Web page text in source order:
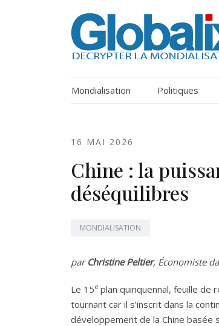
Globalix
Mondialisation Politiques
16 MAI 2026
Chine : la
déséquilibres
MONDIALISATION
parChristine Peltier, Économiste
Le 15e plan quinquennal, feuille de
tournant car il s’inscrit dans la
développement de la Chine basée